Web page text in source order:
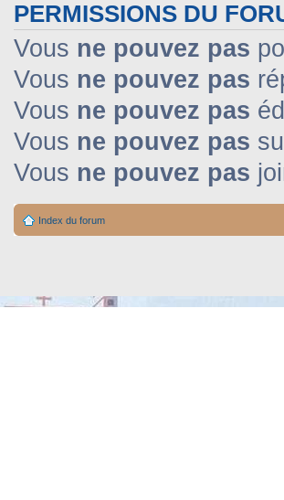
PERMISSIONS DU
Vous ne pouvez pas
Vous ne pouvez pas
Vous ne pouvez pas
Vous ne pouvez pas
Vous ne pouvez pas
Index du forum